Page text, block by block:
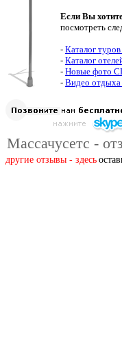
Если Вы
посмотреть
- Каталог
- Каталог
- Новые фото
- Видео
Массачусетс -
другие отзывы - здесь